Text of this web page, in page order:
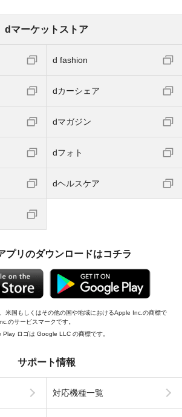
dマーケットストア
d fashion
dカーシェア
dマガジン
dフォト
dヘルスケア
プリのダウンロードはコチラ
米国もしくはその他の国や地域におけるApple Inc.の商標で
のサービスマークです。
ロゴは Google LLC の商標です。
サポート情報
対応機種一覧